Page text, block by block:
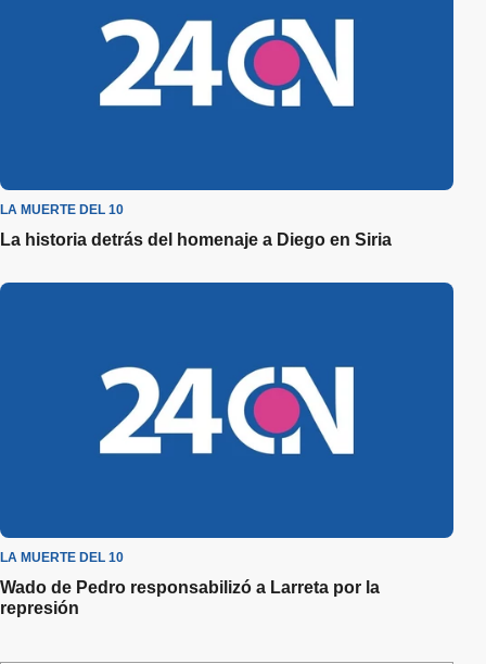
LA MUERTE DEL 10
La historia detrás del homenaje a Diego en Siria
LA MUERTE DEL 10
Wado de Pedro responsabilizó a Larreta por la
represión